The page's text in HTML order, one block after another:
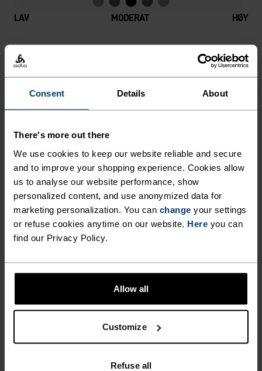
Consent Details About
There's more out there
We use cookies to keep our website reliable and secure
and to improve your shopping experience. Cookies allow
us to analyse our website performance, show
personalized content, and use anonymized data for
marketing personalization. You can change your settings
or refuse cookies anytime on our website. Here you can
find our Privacy Policy.
Allow all
Customize
Refuse all
LAV MODERAT HØY
AKTIVITETSTYPE
HVA SOM HELST MODERATE INTENSITY
STOFFSPESIFIKASJONER
Designet for en eksepsjonelt lett følelse mot huden. God
stretch. Transporterer fukt og tørker raskt, slik at du
holder riktig kroppstemperatur. Laget slitesterkt for
mange sesonger ute.
TEMPERATURKONTROLLSYSTEM
WARM
Høyfunksjonelt og komfortabelt sportstøy og
funksjonelt undertøy med svært god
varmeisolasjon. Ideelt for alle vinteraktiviteter.